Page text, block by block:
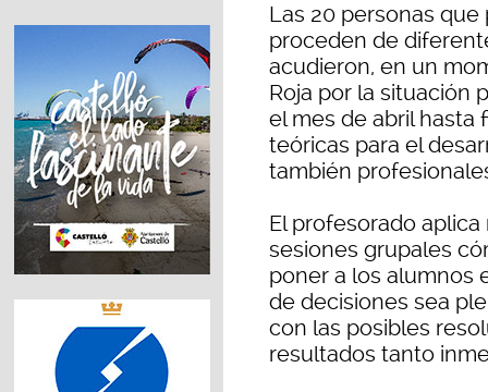
Las 20 personas
proceden de
acudieron, en un
Roja por la situación
el mes de abril hasta
teóricas para el
también
El profesorado
sesiones grupales
poner a los alumnos
de decisiones sea
con las posibles
resultados tanto